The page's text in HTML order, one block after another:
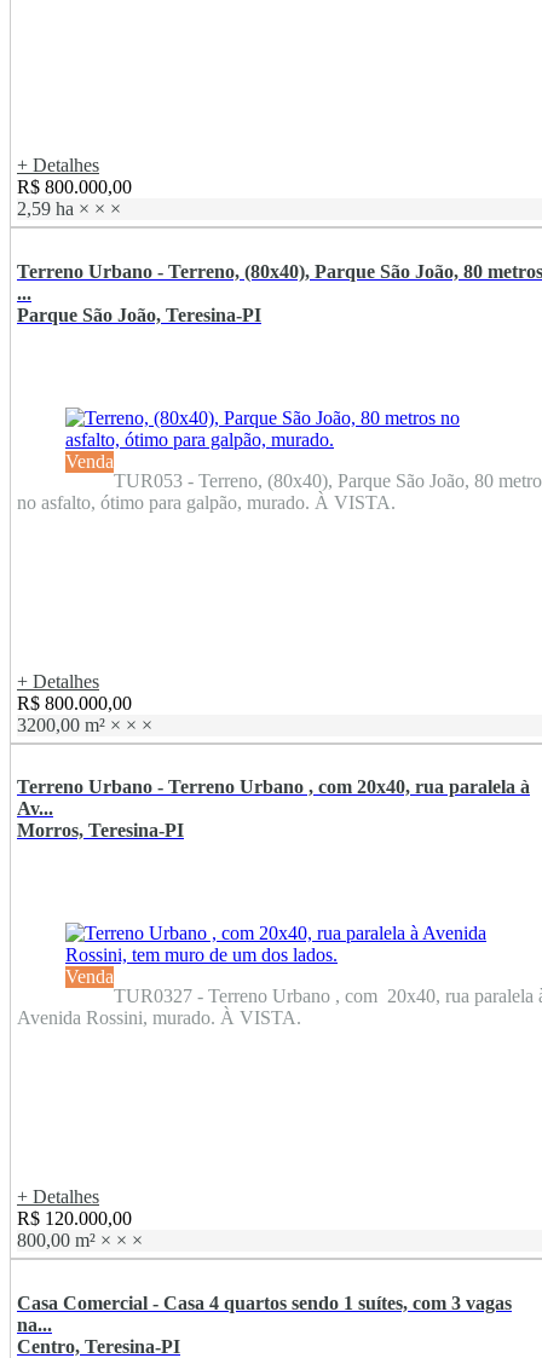
+ Detalhes
R$ 800.000,00
2,59 ha × × ×
Terreno Urbano - Terreno, (80x40), Parque São João, 80 metros
...
Parque São João, Teresina-PI
Venda
TUR053 - Terreno, (80x40), Parque São João, 80
no asfalto, ótimo para galpão, murado. À VISTA.
+ Detalhes
R$ 800.000,00
3200,00 m² × × ×
Terreno Urbano - Terreno Urbano , com 20x40, rua paralela à
Av...
Morros, Teresina-PI
Venda
TUR0327 - Terreno Urbano , com 20x40, rua paralela
Avenida Rossini, murado. À VISTA.
+ Detalhes
R$ 120.000,00
800,00 m² × × ×
Casa Comercial - Casa 4 quartos sendo 1 suítes, com 3 vagas
na...
Centro, Teresina-PI